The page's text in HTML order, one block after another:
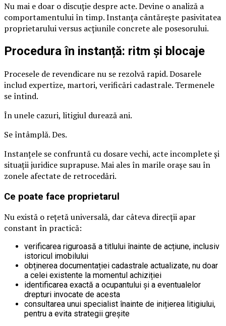
Nu mai e doar o discuție despre acte. Devine o analiză a
comportamentului în timp. Instanța cântărește pasivitatea
proprietarului versus acțiunile concrete ale posesorului.
Procedura în instanță: ritm și blocaje
Procesele de revendicare nu se rezolvă rapid. Dosarele
includ expertize, martori, verificări cadastrale. Termenele
se întind.
În unele cazuri, litigiul durează ani.
Se întâmplă. Des.
Instanțele se confruntă cu dosare vechi, acte incomplete și
situații juridice suprapuse. Mai ales în marile orașe sau în
zonele afectate de retrocedări.
Ce poate face proprietarul
Nu există o rețetă universală, dar câteva direcții apar
constant în practică:
verificarea riguroasă a titlului înainte de acțiune, inclusiv
istoricul imobilului
obținerea documentației cadastrale actualizate, nu doar
a celei existente la momentul achiziției
identificarea exactă a ocupantului și a eventualelor
drepturi invocate de acesta
consultarea unui specialist înainte de inițierea litigiului,
pentru a evita strategii greșite